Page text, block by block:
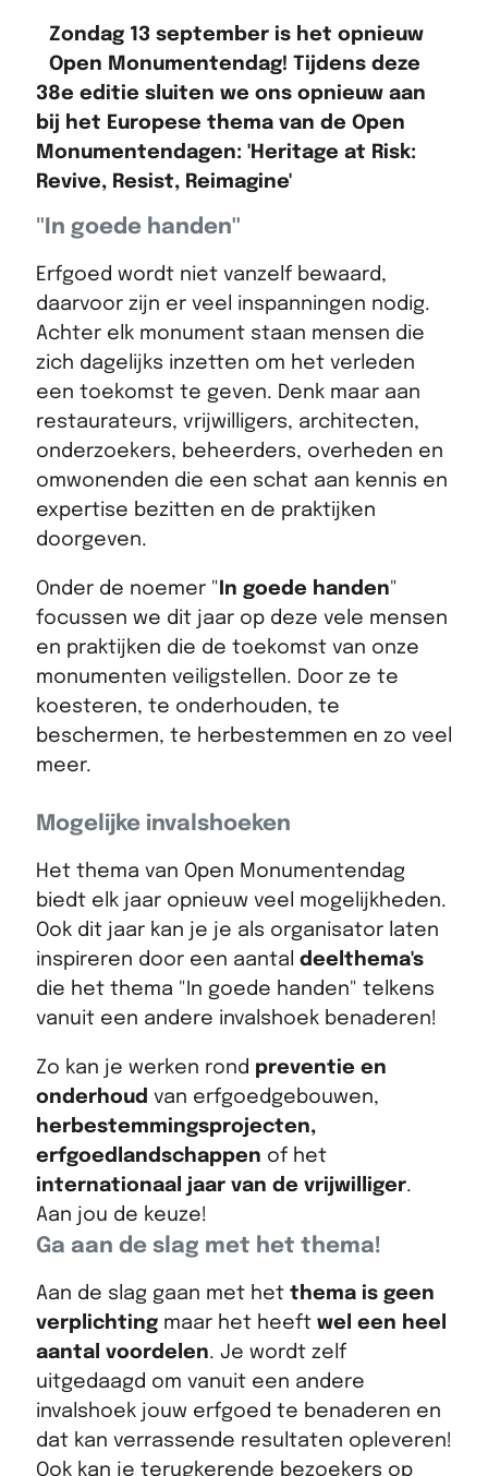
Zondag 13 september is het opnieuw
Open Monumentendag! Tijdens deze
38e editie sluiten we ons opnieuw aan
bij het Europese thema van de Open
Monumentendagen: 'Heritage at Risk:
Revive, Resist, Reimagine'
"In goede handen''
Erfgoed wordt niet vanzelf bewaard,
daarvoor zijn er veel inspanningen nodig.
Achter elk monument staan mensen die
zich dagelijks inzetten om het verleden
een toekomst te geven. Denk maar aan
restaurateurs, vrijwilligers, architecten,
onderzoekers, beheerders, overheden en
omwonenden die een schat aan kennis en
expertise bezitten en de praktijken
doorgeven.
Onder de noemer " In goede handen"
focussen we dit jaar op deze vele mensen
en praktijken die de toekomst van onze
monumenten veiligstellen. Door ze te
koesteren, te onderhouden, te
beschermen, te herbestemmen en zo veel
meer.
Mogelijke invalshoeken
Het thema van Open Monumentendag
biedt elk jaar opnieuw veel mogelijkheden.
Ook dit jaar kan je je als organisator laten
inspireren door een aantal deelthema's
die het thema "In goede handen" telkens
vanuit een andere invalshoek benaderen!
Zo kan je werken rond preventie en
onderhoud van erfgoedgebouwen,
herbestemmingsprojecten,
erfgoedlandschappen of het
internationaal jaar van de vrijwilliger.
Aan jou de keuze!
Ga aan de slag met het thema!
Aan de slag gaan met het thema is geen
verplichting maar het heeft wel een heel
aantal voordelen. Je wordt zelf
uitgedaagd om vanuit een andere
invalshoek jouw erfgoed te benaderen en
dat kan verrassende resultaten opleveren!
Ook kan je terugkerende bezoekers op